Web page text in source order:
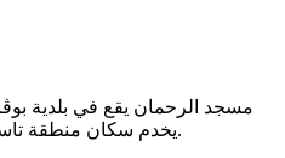
مسجد الرحمان يقع في بلدية
يخدم سكان منطقة تاسليت ويقام فيه الصلوات الخمس.